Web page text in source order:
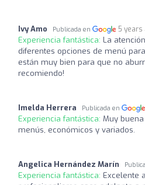
Ivy Amo Publicada en 5 years
Experiencia fantástica: La
diferentes opciones de menú
están muy bien para que no
recomiendo!
Imelda Herrera Publicada en
Experiencia fantástica: Muy
menús, económicos y variados.
Angelica Hernández Marín
Experiencia fantástica: Excelente